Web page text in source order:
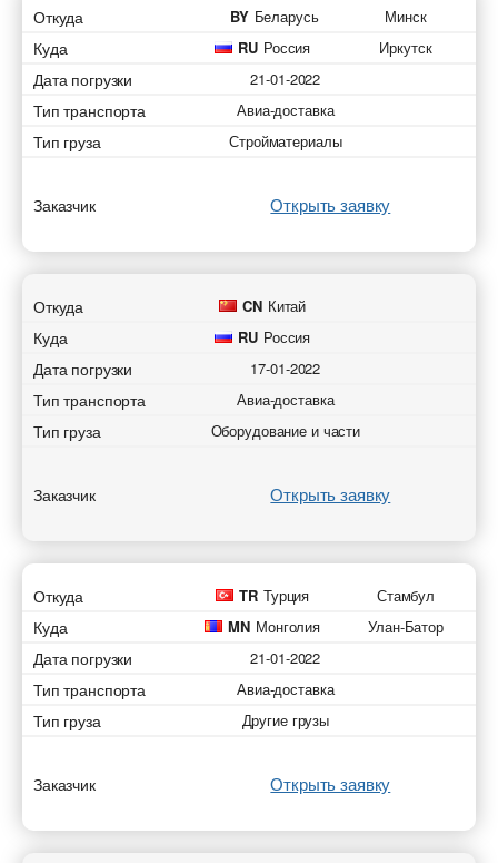
Откуда BY Беларусь Минск
Куда RU Россия Иркутск
Дата погрузки 21-01-2022
Тип транспорта Авиа-доставка
Тип груза Стройматериалы
Заказчик Открыть заявку
Откуда CN Китай
Куда RU Россия
Дата погрузки 17-01-2022
Тип транспорта Авиа-доставка
Тип груза Оборудование и части
Заказчик Открыть заявку
Откуда TR Турция Стамбул
Куда MN Монголия Улан-Батор
Дата погрузки 21-01-2022
Тип транспорта Авиа-доставка
Тип груза Другие грузы
Заказчик Открыть заявку